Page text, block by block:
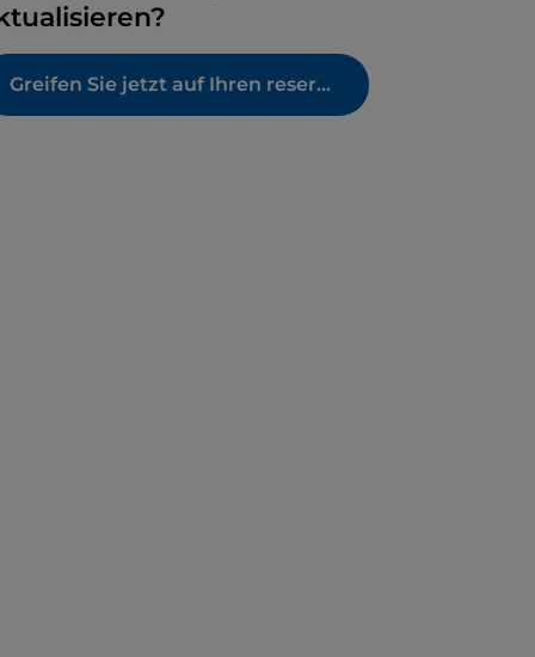
Greifen Sie jetzt auf Ihren reservierten Bereich zu